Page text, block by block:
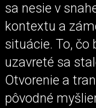
sa nesie v
kontextu a
situácie. To, čo
uzavreté sa
Otvorenie a
pôvodné